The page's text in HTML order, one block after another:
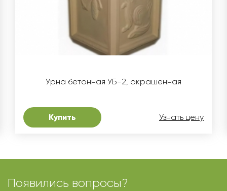
Урна бетонная УБ-2, окрашенная
Купить Узнать цену
Появились вопросы?